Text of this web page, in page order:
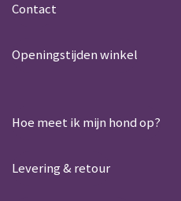
p
Contact
Openingstijden winkel
Hoe meet ik mijn hond op?
Levering & retour